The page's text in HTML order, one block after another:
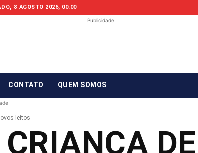
8 AGOSTO 2026, 00:00
Publicidade
CONTATO QUEM SOMOS
leitos
DE